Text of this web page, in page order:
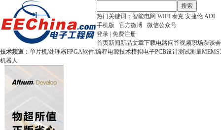
搜索
热门关键词： 智能电网 WIFI 泰克 安捷伦 ADI
手机版
官方微博
微信公众号
登录 免费注册
首页新闻新品文章下载电路问答视频职场杂谈
技术频道： 单片机/处理器FPGA软件/编程电源技术模拟电子PCB设计测试测量MEMS
机器人